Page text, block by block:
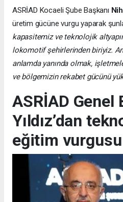
ASRİAD Kocaeli Şube Başkanı
üretim gücüne vurgu yaparak
kapasitemiz ve teknolojik
lokomotif şehirlerinden biriyiz.
anlamda yanında olmak,
ve bölgemizin rekabet gücünü
ASRİAD Genel
Yıldız’dan
eğitim vurgusu